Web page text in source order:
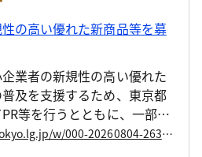
の高い優れた新商品等を募
業者の新規性の高い優れた
及を支援するため、東京都
等を行うとともに、一部を
「東京都トライアル発注認
者認定制度）」を実施して
https://www.my.metro.tokyo.lg.jp/w/000-20260804-263688393